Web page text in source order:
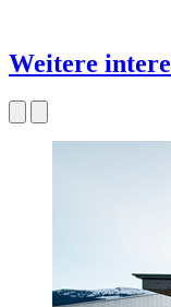
Weitere